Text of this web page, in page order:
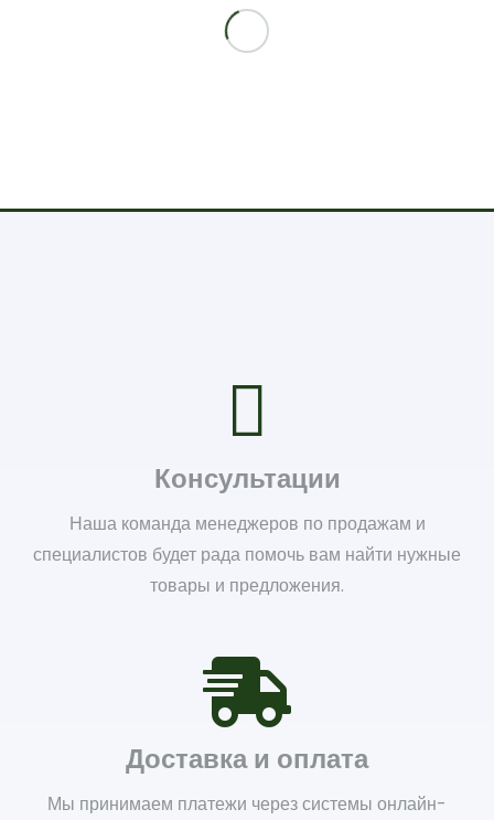
Консультации
Наша команда менеджеров по продажам и
специалистов будет рада помочь вам найти нужные
товары и предложения.
Доставка и оплата
Мы принимаем платежи через системы онлайн-